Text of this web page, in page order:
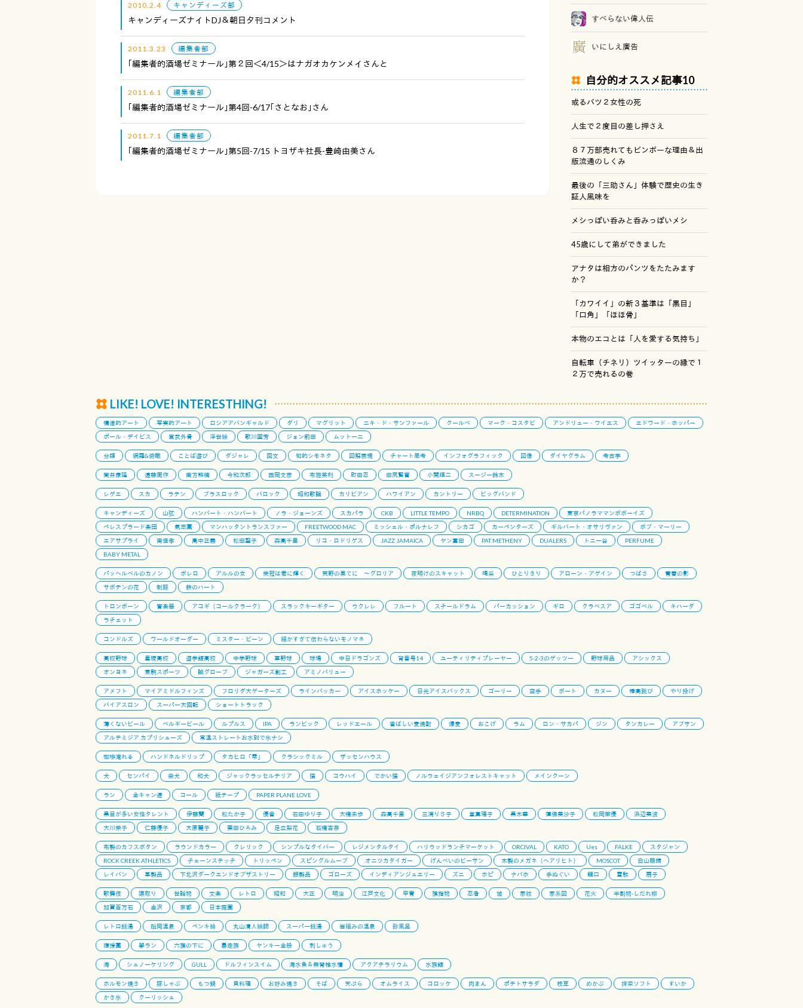
2010.2.4 キャンディーズ部
キャンディーズナイトDJ＆朝日夕刊コメント
2011.3.23 編集者部
｢編集者的酒場ゼミナール｣第２回＜4/15＞はナガオカケンメイさんと
2011.6.1 編集者部
｢編集者的酒場ゼミナール｣第4回-6/17｢さとなお｣さん
2011.7.1 編集者部
｢編集者的酒場ゼミナール｣第5回-7/15 トヨザキ社長-豊崎由美さん
すべらない偉人伝
いにしえ廣告
自分的オススメ記事10
或るバツ２女性の死
人生で２度目の差し押さえ
８７万部売れてもビンボーな理由＆出
版流通のしくみ
最後の「三助さん」体験で歴史の生き
証人風味を
メシっぽい呑みと呑みっぽいメシ
45歳にして弟ができました
アナタは相方のパンツをたたみます
か？
「カワイイ」の新３基準は「黒目」
「口角」「ほほ骨」
本物のエコとは「人を愛する気持ち」
自転車（チネリ）ツイッターの縁で１
２万で売れるの巻
LIKE! LOVE! INTERESTHING!
構造的アート 写実的アート ロシアアバンギャルド ダリ マグリット ニキ・ド・サンファール クールベ マーク・コスタビ アンドリュー・ワイエス
エドワード・ホッパー
ポール・デイビス
宮武外骨 浮世絵 歌川国芳 ジョン前田 ムットーニ
分類 網羅&俯瞰 ことば遊び ダジャレ 回文 知的シモネタ 図解表現 チャート思考 インフォグラフィック 図像 ダイヤグラム 考古学
筒井康隆 遠藤周作 南方熊楠 今和次郎 西岡文彦 布施英利 町田忍 田尻賢誉 小関順二 スージー鈴木
レゲエ スカ ラテン ブラスロック バロック 昭和歌謡 カリビアン ハワイアン カントリー ビッグバンド
キャンディーズ 山弦 ハンバート・ハンバート ノラ・ジョーンズ スカパラ CKB LITTLE TEMPO NRBQ DETERMINATION
東京パノラママンボボーイズ
ペレスプラード楽団
氣志團 マンハッタントランスファー FREETWOOD MAC ミッシェル・ポルナレフ シカゴ カーペンターズ ギルバート・オサリヴァン
ボブ・マーリー
エアサプライ
南佳孝 高中正義 松田聖子 森高千里 リコ・ロドリゲス JAZZ JAMAICA ヤン富田 PAT METHENY DUALERS トニー谷
PERFUME
BABY METAL
パッヘルベルのカノン ボレロ アルルの女 栄冠は君に輝く 荒野の果てに 〜グロリア 夜明けのスキャット 喝采 ひとりきり アローン・アゲイン つばさ
青春の影
サボテンの花
制服 鉄のハート
トロンボーン 管楽器 アコギ（コールクラーク） スラックキーギター ウクレレ フルート スチールドラム パーカッション ギロ クラベスア ゴゴベル
キハーダ
ラチェット
コンドルズ ワールドオーダー ミスター・ビーン 細かすぎて伝わらないモノマネ
高校野球 星稜高校 遊学館高校 中学野球 草野球 球場 中日ドラゴンズ 背番号14 ユーティリティプレーヤー 5-2-3のゲッツー 野球用品
アシックス
オンヨネ
東駒スポーツ 誠グローブ ジャガーズ創工 アミノバリュー
アメフト マイアミドルフィンズ フロリダ大ゲーターズ ラインバッカー アイスホッケー 日光アイスバックス ゴーリー 空手 ボート カヌー 棒高跳び
やり投げ
バイアスロン
スーパー大回転 ショートトラック
薄くないビール ベルギービール ルプルス IPA ランビック レッドエール 香ばしい麦焼酎 爆麦 おこげ ラム ロン・サカパ ジン タンカレー
アブサン
アルテミジア カプリシューズ
常温ストレートお水別で氷ナシ
珈琲淹れる ハンドネルドリップ タカヒロ「雫」 クラシックミル ザッセンハウス
犬 センパイ 柴犬 和犬 ジャックラッセルテリア 猫 コウハイ でかい猫 ノルウェイジアンフォレストキャット メインクーン
ラン 全キャン連 コール 紙テープ PAPER PLANE LOVE
黒目が多い女性タレント 伊藤蘭 松たか子 優香 石田ゆり子 大橋未歩 森高千里 三浦りさ子 堂真理子 黒木華 蓮佛美沙子 松岡茉優
浜辺美波
大川栄子
仁藤優子 大原麗子 栗田ひろみ 足立梨花 石橋杏奈
布製のカフスボタン ラウンドカラー クレリック シンプルなタイバー レジメンタルタイ ハリウッドランチマーケット ORCIVAL KATO Ues FALKE
スタジャン
ROCK CREEK ATHLETICS
チェーンステッチ トリッペン スピングルムーブ オニツカタイガー げんべいのビーサン 木製のメガネ（ヘアリヒト） MOSCOT
白山眼鏡
レイバン
革製品 下北沢ダークエンドオブザストリー 銀製品 ゴローズ インディアンジュエリー ズニ ホピ ナバホ 手ぬぐい 鯉口 雪駄 扇子
歌舞伎 隈取り 世話物 文楽 レトロ 昭和 大正 明治 江戸文化 甲冑 旗指物 忍者 城 家紋 家系図 花火
半割物-しだれ柳
加賀百万石
金沢 京都 日本庭園
レトロ銭湯 船岡温泉 ペンキ絵 丸山清人絵師 スーパー銭湯 岩組みの温泉 砂風呂
應援團 學ラン 六旗の下に 暴走族 ヤンキー全般 刺しゅう
海 シュノーケリング GULL ドルフィンスイム 海水魚＆無脊椎水槽 アクアテラリウム 水族館
ホルモン焼き 豚しゃぶ もつ鍋 貝料理 お好み焼き そば 天ぷら オムライス コロッケ 肉まん ポテトサラダ 枝豆 めかぶ 抹茶ソフト
すいか
かき氷
クーリッシュ